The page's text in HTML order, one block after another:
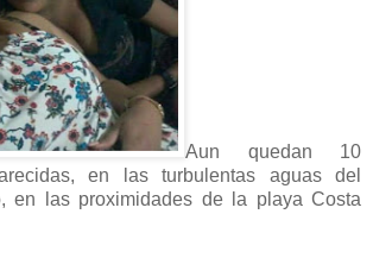
Aun quedan 10
en las turbulentas aguas del
en las proximidades de la playa Costa